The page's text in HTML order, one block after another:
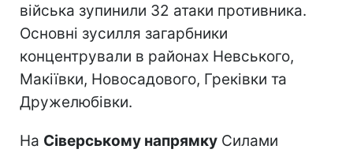
війська зупинили 32 атаки противника.
Основні зусилля загарбники
концентрували в районах Невського,
Макіївки, Новосадового, Греківки та
Дружелюбівки.
На Сіверському напрямку Силами